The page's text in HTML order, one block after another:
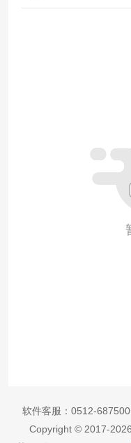
软件客服： 0512-
Copyright © 2017-